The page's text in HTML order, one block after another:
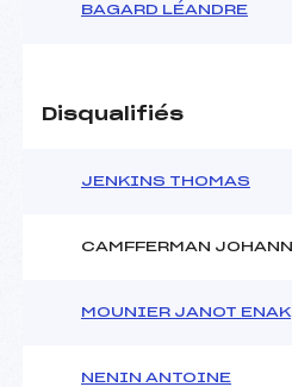
BAGARD LÉANDRE
Disqualifiés
JENKINS THOMAS
CAMFFERMAN JOHANN
MOUNIER JANOT ENAK
NENIN ANTOINE